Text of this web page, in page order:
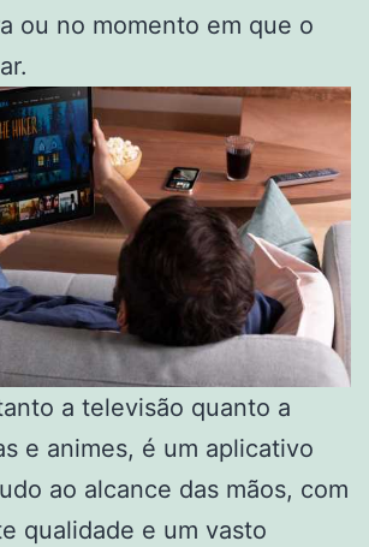
ou no momento em que o
a televisão quanto a
e animes, é um aplicativo
ao alcance das mãos, com
qualidade e um vasto